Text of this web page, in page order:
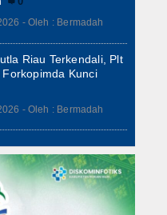
- Oleh : Bermadah
Riau Terkendali, Plt
Kunci
- Oleh : Bermadah